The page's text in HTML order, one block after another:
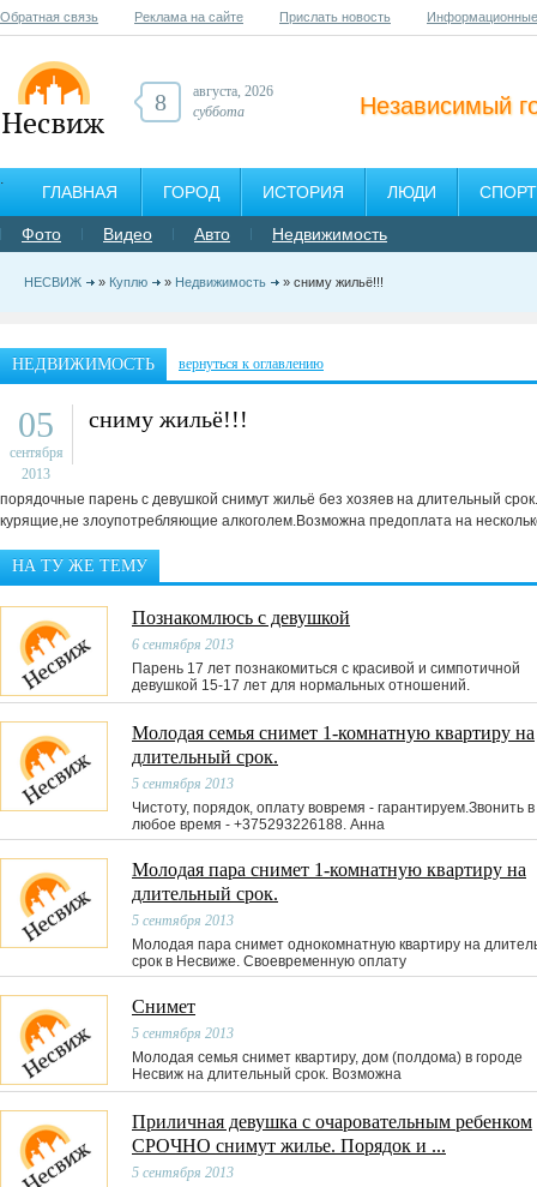
Обратная связь Реклама на сайте Прислать новость
Независимый
8
августа, 2026
суббота
ГЛАВНАЯ ГОРОД ИСТОРИЯ ЛЮДИ СПОРТ
Фото Видео Авто Недвижимость
НЕСВИЖ » Куплю » Недвижимость » сниму жильё!!!
НЕДВИЖИМОСТЬ вернуться к оглавлению
05
сентября
2013
сниму жильё!!!
порядочные парень с девушкой снимут жильё без хозяев на длительный
курящие,не злоупотребляющие алкоголем.Возможна предоплата на
НА ТУ ЖЕ ТЕМУ
Познакомлюсь с девушкой
6 сентября 2013
Парень 17 лет познакомиться с красивой и симпотичной
девушкой 15-17 лет для нормальных отношений.
Молодая семья снимет 1-комнатную квартиру на
длительный срок.
5 сентября 2013
Чистоту, порядок, оплату вовремя - гарантируем.Звонить в
любое время - +375293226188. Анна
Молодая пара снимет 1-комнатную квартиру на
длительный срок.
5 сентября 2013
Молодая пара снимет однокомнатную квартиру на
срок в Несвиже. Своевременную оплату
Снимет
5 сентября 2013
Молодая семья снимет квартиру, дом (полдома) в городе
Несвиж на длительный срок. Возможна
Приличная девушка с очаровательным ребенком
СРОЧНО снимут жилье. Порядок и ...
5 сентября 2013